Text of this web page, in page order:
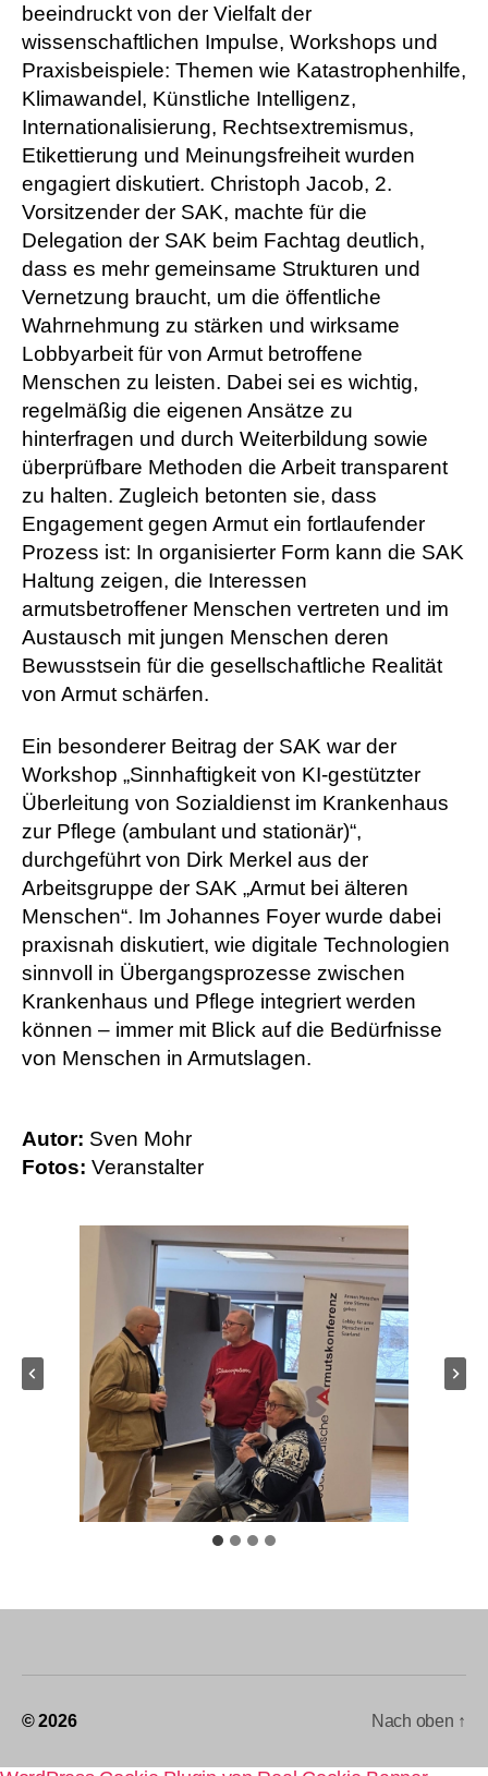
beeindruckt von der Vielfalt der
wissenschaftlichen Impulse, Workshops und
Praxisbeispiele: Themen wie Katastrophenhilfe,
Klimawandel, Künstliche Intelligenz,
Internationalisierung, Rechtsextremismus,
Etikettierung und Meinungsfreiheit wurden
engagiert diskutiert. Christoph Jacob, 2.
Vorsitzender der SAK, machte für die
Delegation der SAK beim Fachtag deutlich,
dass es mehr gemeinsame Strukturen und
Vernetzung braucht, um die öffentliche
Wahrnehmung zu stärken und wirksame
Lobbyarbeit für von Armut betroffene
Menschen zu leisten. Dabei sei es wichtig,
regelmäßig die eigenen Ansätze zu
hinterfragen und durch Weiterbildung sowie
überprüfbare Methoden die Arbeit transparent
zu halten. Zugleich betonten sie, dass
Engagement gegen Armut ein fortlaufender
Prozess ist: In organisierter Form kann die SAK
Haltung zeigen, die Interessen
armutsbetroffener Menschen vertreten und im
Austausch mit jungen Menschen deren
Bewusstsein für die gesellschaftliche Realität
von Armut schärfen.
Ein besonderer Beitrag der SAK war der
Workshop „Sinnhaftigkeit von KI-gestützter
Überleitung von Sozialdienst im Krankenhaus
zur Pflege (ambulant und stationär)“,
durchgeführt von Dirk Merkel aus der
Arbeitsgruppe der SAK „Armut bei älteren
Menschen“. Im Johannes Foyer wurde dabei
praxisnah diskutiert, wie digitale Technologien
sinnvoll in Übergangsprozesse zwischen
Krankenhaus und Pflege integriert werden
können – immer mit Blick auf die Bedürfnisse
von Menschen in Armutslagen.
Autor: Sven Mohr
Fotos: Veranstalter
© 2026 Nach oben ↑